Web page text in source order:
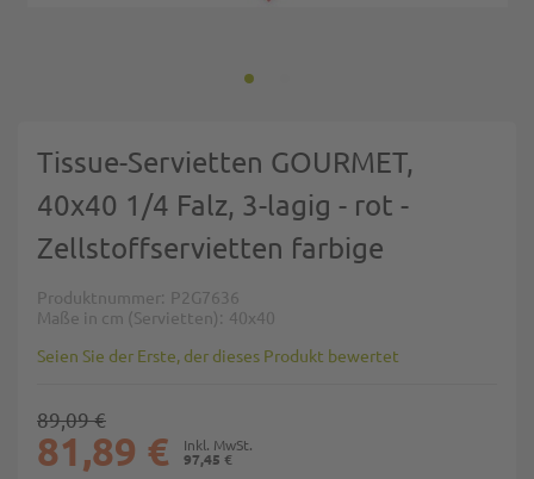
Tissue-Servietten GOURMET,
40x40 1/4 Falz, 3-lagig - rot -
Zellstoffservietten farbige
Produktnummer P2G7636
Maße in cm (Servietten)
40x40
Seien Sie der Erste, der dieses Produkt bewertet
97,45 €
81,89 €
89,09 €